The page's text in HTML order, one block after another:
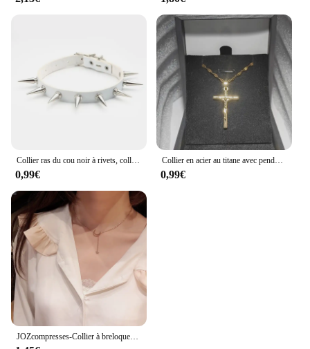
Collier ras du cou noir à rivets, collier gothique en Faux cuir Punk Rock pour femmes et filles, Costume Harajuku, bijoux gothiques
0,99€
Collier en acier au titane avec pendentif croix plaqué or pour hommes et femmes, accessoires de bijoux
0,99€
JOZcompresses-Collier à breloques étoile pointue pour femmes, lecture de cristal simple, clavicule délicate, bijoux à la mode, vente en gros, 2023